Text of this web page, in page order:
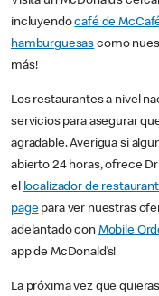
incluyendocafé de
hamburguesas como
más!
Los restaurantes a nivel
servicios para asegurar
agradable. Averigua si
abierto 24 horas, ofrece
el localizador de
pagepara ver nuestras
adelantado con Mobile
app de McDonald’s!
La próxima vez que